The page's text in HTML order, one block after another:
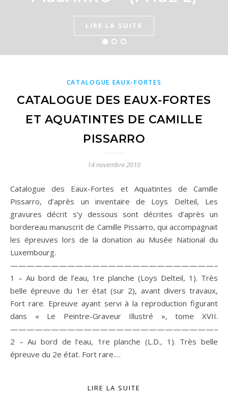
LIRE LA SUITE
LIRE LA SUITE
LIRE LA SUITE
CATALOGUE EAUX-FORTES
CATALOGUE DES EAUX-FORTES
ET AQUATINTES DE CAMILLE
PISSARRO
14 novembre 2010
Catalogue des Eaux-Fortes et Aquatintes de Camille
Pissarro, d’après un inventaire de Loys Delteil, Les
gravures décrit s’y dessous sont décrites d’après un
bordereau manuscrit de Camille Pissarro, qui accompagnait
les épreuves lors de la donation au Musée National du
Luxembourg.
1 – Au bord de l’eau, 1re planche (Loys Delteil, 1). Très
belle épreuve du 1er état (sur 2), avant divers travaux,
Fort rare. Epreuve ayant servi à la reproduction figurant
dans « Le Peintre-Graveur Illustré », tome XVII.
2 – Au bord de l’eau, 1re planche (L.D., 1). Très belle
épreuve du 2e état. Fort rare.…
LIRE LA SUITE